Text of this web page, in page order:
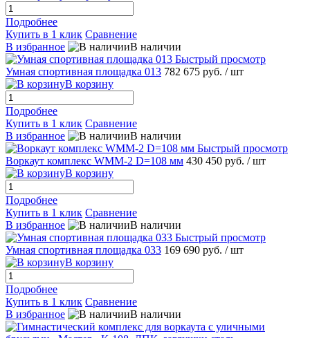
Подробнее
Купить в 1 клик Сравнение
В избранное
В наличии
Быстрый просмотр
Умная спортивная площадка 013 782 675 руб. / шт
В корзину
Подробнее
Купить в 1 клик Сравнение
В избранное
В наличии
Быстрый просмотр
Воркаут комплекс WMM-2 D=108 мм 430 450 руб. / шт
В корзину
Подробнее
Купить в 1 клик Сравнение
В избранное
В наличии
Быстрый просмотр
Умная спортивная площадка 033 169 690 руб. / шт
В корзину
Подробнее
Купить в 1 клик Сравнение
В избранное
В наличии